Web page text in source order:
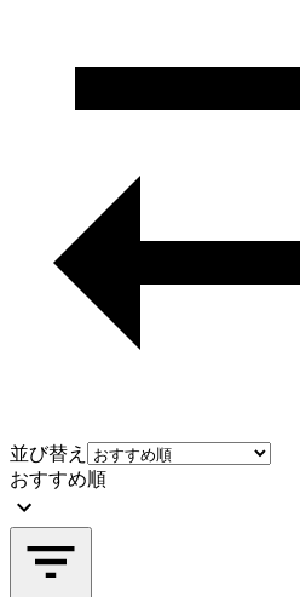
並び替え
おすすめ順